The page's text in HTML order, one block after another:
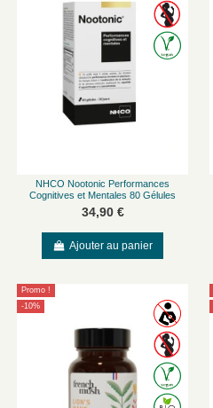
NHCO Nootonic Performances
Cognitives et Mentales 80 Gélules
34,90 €
Ajouter au panier
Promo !
-10%